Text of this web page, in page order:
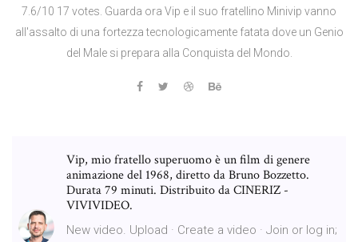
7.6/10 17 votes. Guarda ora Vip e il suo fratellino Minivip vanno
all'assalto di una fortezza tecnologicamente fatata dove un Genio
del Male si prepara alla Conquista del Mondo.
Vip, mio fratello superuomo è un film di genere
animazione del 1968, diretto da Bruno Bozzetto.
Durata 79 minuti. Distribuito da CINERIZ -
VIVIVIDEO.
New video. Upload · Create a video · Join or log in;